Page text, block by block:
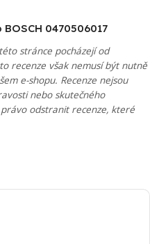
0470506017
stránce pocházejí od
recenze však nemusí být nutně
e-shopu. Recenze nejsou
nebo skutečného
odstranit recenze, které